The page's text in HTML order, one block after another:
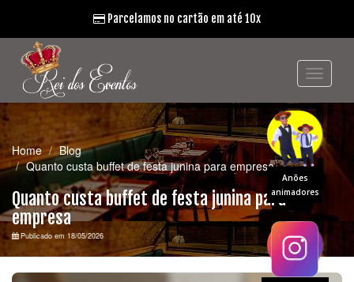
Anões
animadores
Parcelamos no cartão em até 10x
Home
Blog
Quanto custa buffet de festa junina para empresa
Quanto custa buffet de festa junina para
empresa
Publicado em 18/05/2026